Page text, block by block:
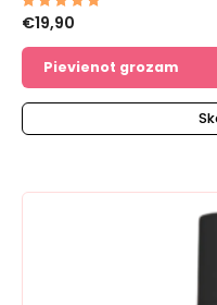
Novērtēts
ar
5.00
€19,90
Pievienot grozam